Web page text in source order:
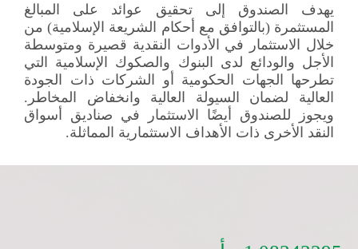
يهدف الصندوق إلى تحقيق عوائد على المبالغ
المستثمرة (بالتوافق مع أحكام الشريعة الإسلامية) من
خلال الاستثمار في الأدوات النقدية قصيرة ومتوسطة
الأجل والودائع لدى البنوك والصكوك الإسلامية التي
تطرحها الجهات الحكومية أو الشركات ذات الجودة
العالية لضمان السيولة العالية وانخفاض المخاطر.
ويجوز للصندوق أيضًا الاستثمار في صناديق أسواق
النقد الأخرى ذات الأهداف الاستثمارية المماثلة.